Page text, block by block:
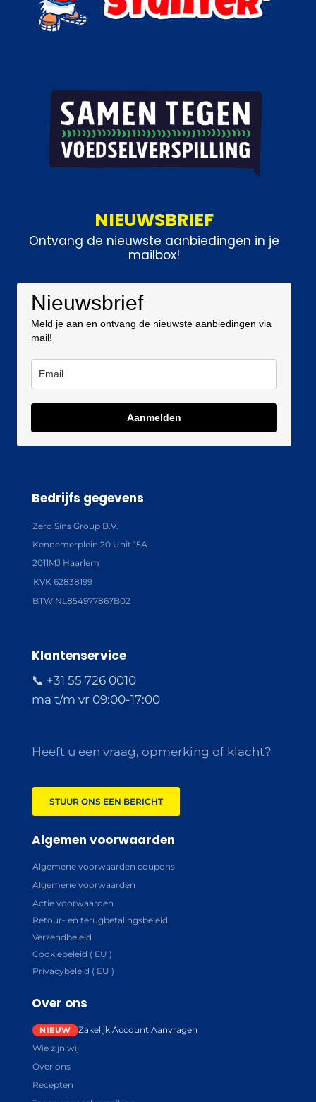
NIEUWSBRIEF
Ontvang de nieuwste aanbiedingen in je
mailbox!
Nieuwsbrief
Meld je aan en ontvang de nieuwste aanbiedingen via
mail!
Aanmelden
Bedrijfs gegevens
Zero Sins Group B.V.
Kennemerplein 20 Unit 15A
2011MJ Haarlem
KVK 62838199
BTW NL854977867B02
Klantenservice
📞 +31 55 726 0010
ma t/m vr 09:00-17:00
Heeft u een vraag, opmerking of klacht?
STUUR ONS EEN BERICHT
Algemen voorwaarden
Algemene voorwaarden coupons
Algemene voorwaarden
Actie voorwaarden
Retour- en terugbetalingsbeleid
Verzendbeleid
Cookiebeleid ( EU )
Privacybeleid ( EU )
Over ons
Zakelijk Account Aanvragen
Wie zijn wij
Over ons
Recepten